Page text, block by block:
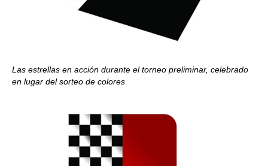
Las estrellas en acción durante el torneo preliminar, celebrado
en lugar del sorteo de colores